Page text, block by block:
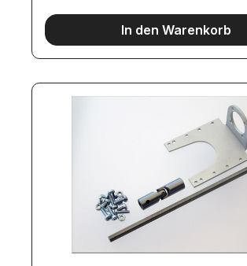
(>100mm) ausgelegt für Vierachser mit
europäischem Fahrerhaus, die Länge ist
In den Warenkorb